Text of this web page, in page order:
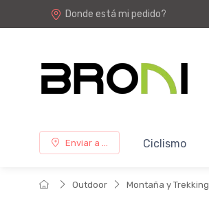
Donde está mi pedido?
Enviar a ... Ciclismo
Outdoor Montaña y Trekking